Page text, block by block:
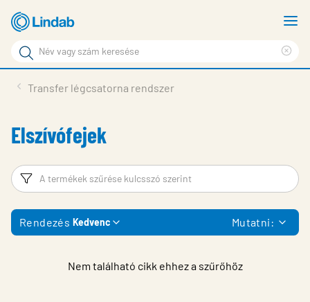
tartalomhoz
Keresési
kifejezés
Oldalak
keresése
Támogatás
Lindabról
Fenntarthatóság
Kapcsolat
Transfer légcsatorna rendszer
Elszívófejek
Szűrő
Rendezés Kedvenc Mutatni:
Nem található cikk ehhez a szűrőhöz